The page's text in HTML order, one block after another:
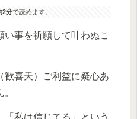
2分で読めます。
事を祈願して叶わぬこ
歓喜天）ご利益に疑心あ
私は信じてる」という